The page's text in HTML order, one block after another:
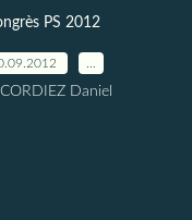
PS 2012
Daniel